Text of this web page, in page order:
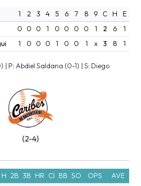
1 2 3 4 5 6 7 8 9 C H
E
0 0 0 1 0 0 0 0 1 2 6
1
1 0 0 0 1 0 0 1 x 3 8 1
| P: Abdiel Saldana (0-1) | S: Diego
(2-4)
H 2B 3B HR CI BB SO OPS AVE